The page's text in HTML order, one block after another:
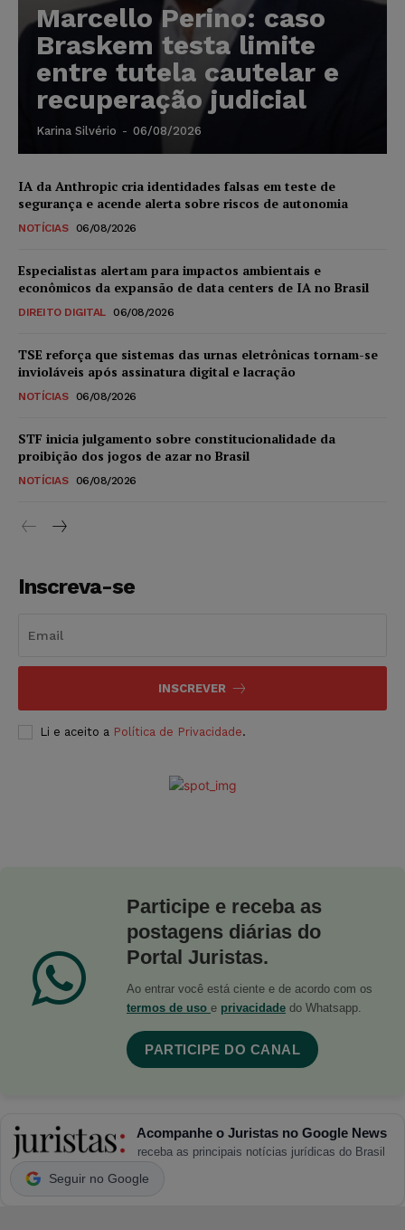
Marcello Perino: caso
Braskem testa limite
entre tutela cautelar e
recuperação judicial
Karina Silvério - 06/08/2026
IA da Anthropic cria identidades falsas em teste de
segurança e acende alerta sobre riscos de autonomia
NOTÍCIAS 06/08/2026
Especialistas alertam para impactos ambientais e
econômicos da expansão de data centers de IA no Brasil
DIREITO DIGITAL 06/08/2026
TSE reforça que sistemas das urnas eletrônicas tornam-se
invioláveis após assinatura digital e lacração
NOTÍCIAS 06/08/2026
STF inicia julgamento sobre constitucionalidade da
proibição dos jogos de azar no Brasil
NOTÍCIAS 06/08/2026
Inscreva-se
INSCREVER
Li e aceito a Política de Privacidade.
Participe e receba as
postagens diárias do
Portal Juristas.
Ao entrar você está ciente e de acordo com os
termos de uso e privacidade do Whatsapp.
PARTICIPE DO CANAL
Acompanhe o Juristas no Google News
receba as principais notícias jurídicas do Brasil
Seguir no Google